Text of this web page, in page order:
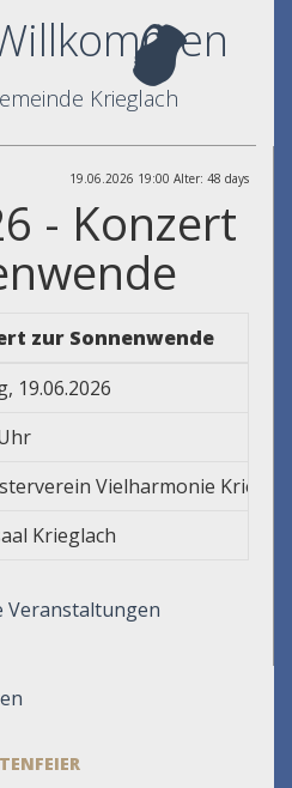
Krieglach
19.06.2026 19:00 Alter: 48 days
- Konzert
zur Sonnenwende
19.06.2026
Vielharmonie
Krieglach
Veranstaltungen